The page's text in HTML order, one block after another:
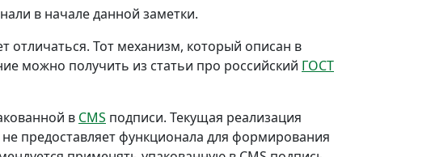
в начале данной заметки.
Тот механизм, который описан в
можно получить из статьи про российский ГОСТ
в CMS подписи. Текущая реализация
предоставляет функционала для формирования